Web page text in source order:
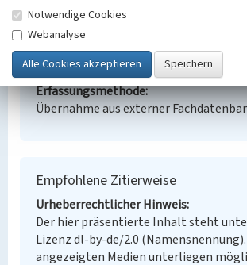
Fachsicht(en)
Denkmalpflege
Erfassungsmaßstab
Keine Angabe
Erfassungsmethode
Übernahme aus externer
Empfohlene Zitierweise
Urheberrechtlicher Hinweis
Der hier präsentierte Inhalt steht
Lizenz dl-by-de/2.0
angezeigten Medien unterliegen
Notwendige Cookies
Webanalyse